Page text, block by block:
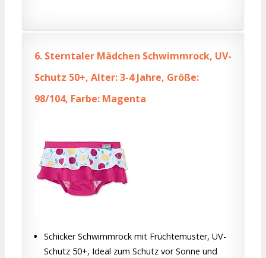
6. Sterntaler Mädchen Schwimmrock, UV-
Schutz 50+, Alter: 3-4 Jahre, Größe:
98/104, Farbe: Magenta
Schicker Schwimmrock mit Früchtemuster, UV-
Schutz 50+, Ideal zum Schutz vor Sonne und